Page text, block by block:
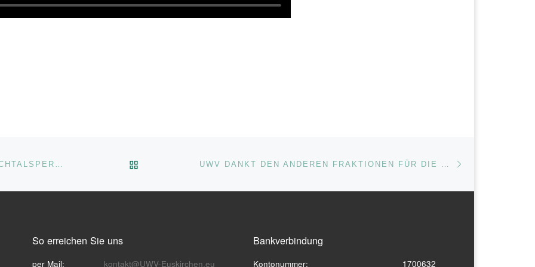
ZURÜCK ZUR BEITRAGSLISTE
So erreichen Sie uns
per Mail: kontakt@UWV-Euskirchen.eu
Bankverbindung
Kontonummer: 1700632